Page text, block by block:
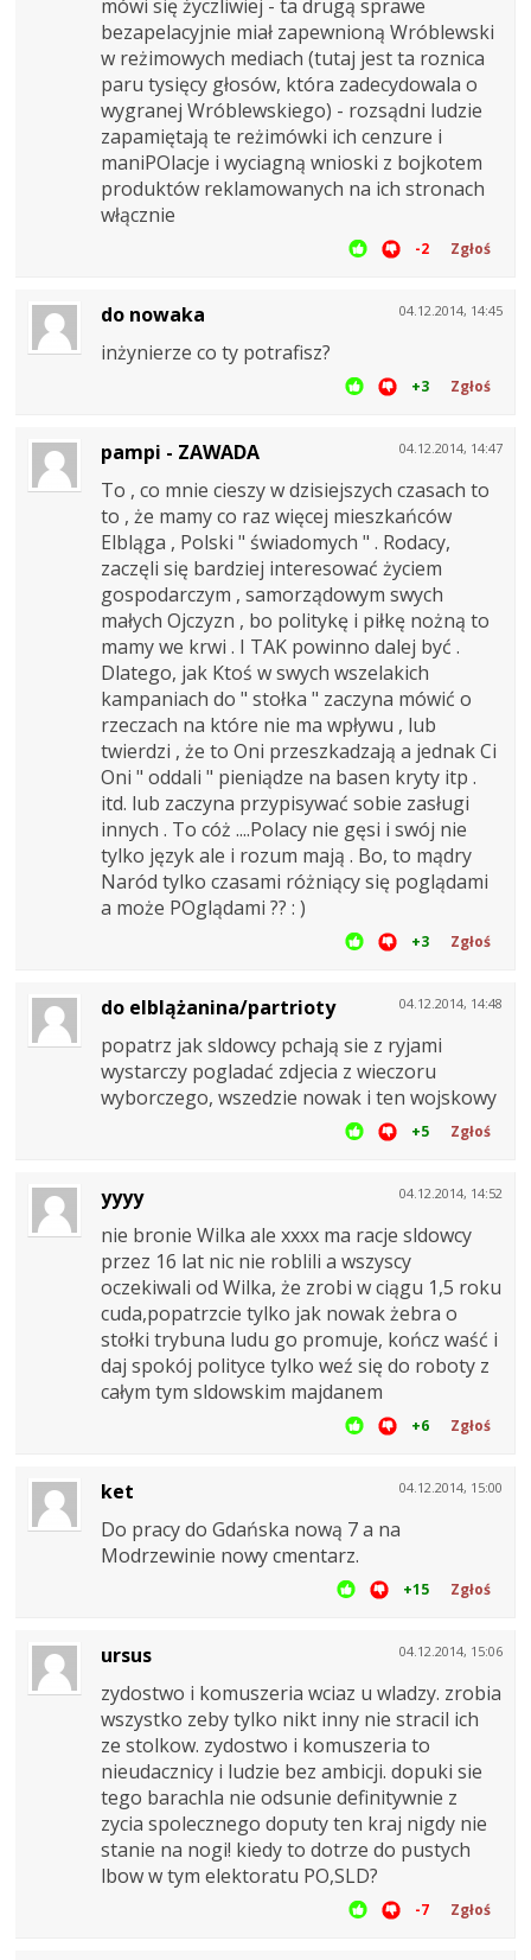
mówi się życzliwiej - ta drugą sprawe
bezapelacyjnie miał zapewnioną Wróblewski
w reżimowych mediach (tutaj jest ta roznica
paru tysięcy głosów, która zadecydowala o
wygranej Wróblewskiego) - rozsądni ludzie
zapamiętają te reżimówki ich cenzure i
maniPOlacje i wyciagną wnioski z bojkotem
produktów reklamowanych na ich stronach
włącznie
-2 Zgłoś
04.12.2014, 14:45
do nowaka
inżynierze co ty potrafisz?
+3 Zgłoś
04.12.2014, 14:47
pampi - ZAWADA
To , co mnie cieszy w dzisiejszych czasach to
to , że mamy co raz więcej mieszkańców
Elbląga , Polski " świadomych " . Rodacy,
zaczęli się bardziej interesować życiem
gospodarczym , samorządowym swych
małych Ojczyzn , bo politykę i piłkę nożną to
mamy we krwi . I TAK powinno dalej być .
Dlatego, jak Ktoś w swych wszelakich
kampaniach do " stołka " zaczyna mówić o
rzeczach na które nie ma wpływu , lub
twierdzi , że to Oni przeszkadzają a jednak Ci
Oni " oddali " pieniądze na basen kryty itp .
itd. lub zaczyna przypisywać sobie zasługi
innych . To cóż ....Polacy nie gęsi i swój nie
tylko język ale i rozum mają . Bo, to mądry
Naród tylko czasami różniący się poglądami
a może POglądami ?? : )
+3 Zgłoś
04.12.2014, 14:48
do elblążanina/partrioty
popatrz jak sldowcy pchają sie z ryjami
wystarczy pogladać zdjecia z wieczoru
wyborczego, wszedzie nowak i ten wojskowy
+5 Zgłoś
04.12.2014, 14:52
yyyy
nie bronie Wilka ale xxxx ma racje sldowcy
przez 16 lat nic nie roblili a wszyscy
oczekiwali od Wilka, że zrobi w ciągu 1,5 roku
cuda,popatrzcie tylko jak nowak żebra o
stołki trybuna ludu go promuje, kończ waść i
daj spokój polityce tylko weź się do roboty z
całym tym sldowskim majdanem
+6 Zgłoś
04.12.2014, 15:00
ket
Do pracy do Gdańska nową 7 a na
Modrzewinie nowy cmentarz.
+15 Zgłoś
04.12.2014, 15:06
ursus
zydostwo i komuszeria wciaz u wladzy. zrobia
wszystko zeby tylko nikt inny nie stracil ich
ze stolkow. zydostwo i komuszeria to
nieudacznicy i ludzie bez ambicji. dopuki sie
tego barachla nie odsunie definitywnie z
zycia spolecznego doputy ten kraj nigdy nie
stanie na nogi! kiedy to dotrze do pustych
lbow w tym elektoratu PO,SLD?
-7 Zgłoś